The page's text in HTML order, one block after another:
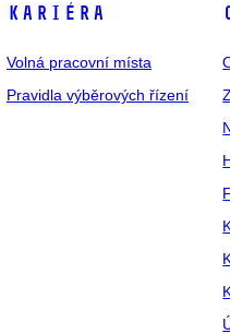
Kariéra
Volná pracovní místa
Pravidla výběrových řízení